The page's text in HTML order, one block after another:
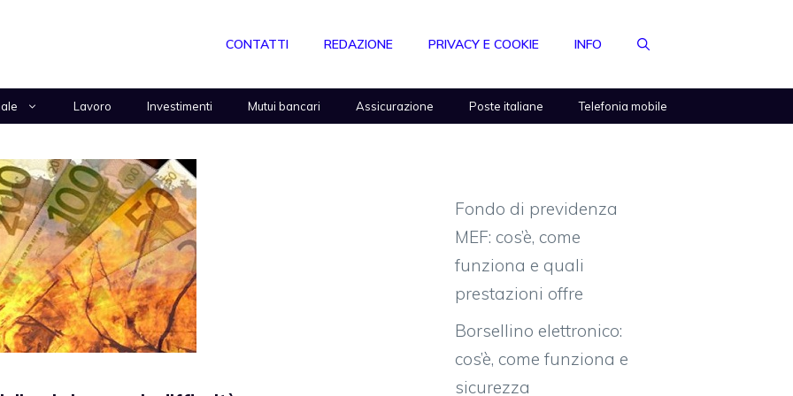
CONTATTI REDAZIONE PRIVACY E COOKIE INFO
Lavoro Investimenti Mutui bancari Assicurazione Poste italiane Telefonia mobile
Fondo di previdenza
MEF: cos’è, come
funziona e quali
prestazioni offre
Borsellino elettronico:
cos’è, come funziona e
sicurezza